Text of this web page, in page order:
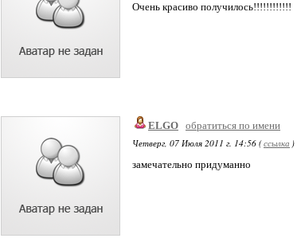
Очень красиво получилось!!!!!!!!!!!!
ELGO обратиться по имени
Четверг, 07 Июля 2011 г. 14:56 (ссылка )
замечательно придуманно